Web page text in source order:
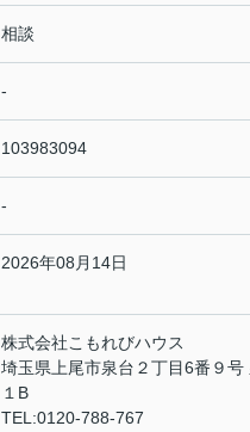
相談
-
103983094
-
2026年08月14日
株式会社こもれびハウス
埼玉県上尾市泉台２丁目6番９号
１B
TEL:0120-788-767